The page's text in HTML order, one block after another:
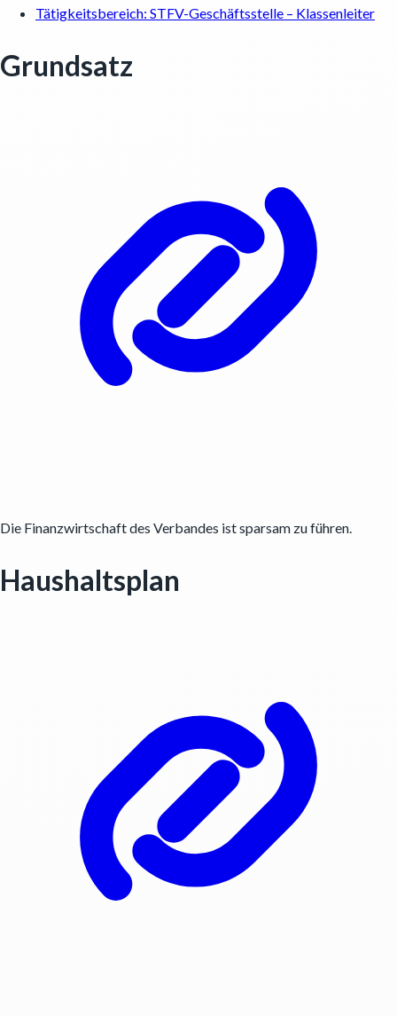
Tätigkeitsbereich: STFV-Geschäftsstelle – Klassenleiter
Grundsatz
Die Finanzwirtschaft des Verbandes ist sparsam zu führen.
Haushaltsplan